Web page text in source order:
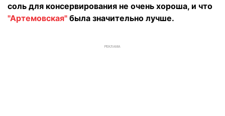
соль для консервирования не очень хороша, и что
"Артемовская" была значительно лучше.
РЕКЛАМА